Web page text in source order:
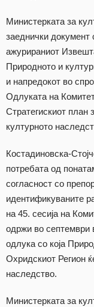
Министерката за
заеднички документ
ажурираниот
Природното и
и напредокот во
Одлуката на
Стратегискиот план
културното
Костадиновска-
потребата од
согласност со
идентификуваните
на 45. сесија на
одржи во септември
одлука со која
Охридскиот Регион
наследство.
Министерката за